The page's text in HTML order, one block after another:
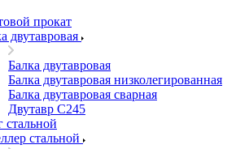
прокат
двутавровая
Балка двутавровая
Балка двутавровая низколегированная
Балка двутавровая сварная
Двутавр С245
стальной
стальной